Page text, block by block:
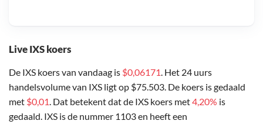
Live IXS koers
De IXS koers van vandaag is $0,06171. Het 24 uurs
handelsvolume van IXS ligt op $75.503. De koers is gedaald
met $0,01. Dat betekent dat de IXS koers met4,20% is
gedaald. IXS is de nummer 1103 en heeft een